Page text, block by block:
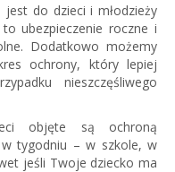
do dzieci i młodzieży
ubezpieczenie roczne i
Dodatkowo możemy
ochrony, który lepiej
nieszczęśliwego
objęte są ochroną
w tygodniu – w szkole, w
jeśli Twoje dziecko ma